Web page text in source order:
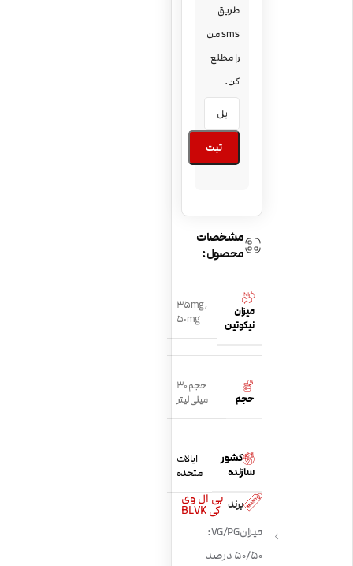
طریق
sms من
را مطلع
کن.
ثبت
مشخصات
محصول:
میزان
نیکوتین
35mg,
50mg
حجم
حجم 30
میلی لیتر
کشور
سازنده
ایالات
متحده
برند بی ال وی
کی BLVK
میزان VG/PG:
50/50 درصد